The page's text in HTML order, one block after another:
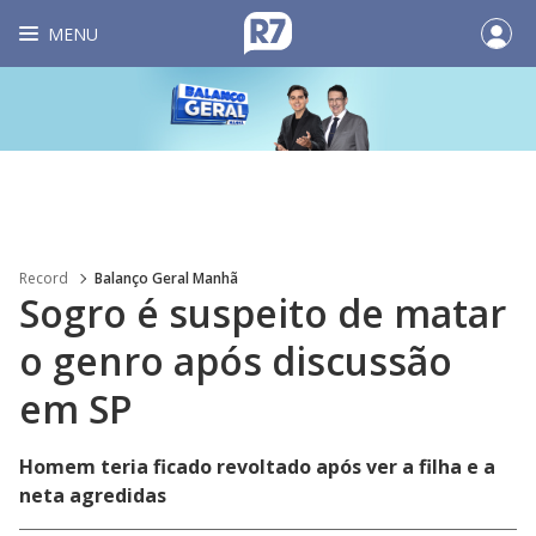
MENU
Record Balanço Geral Manhã
Sogro é suspeito de matar
o genro após discussão
em SP
Homem teria ficado revoltado após ver a filha e a
neta agredidas